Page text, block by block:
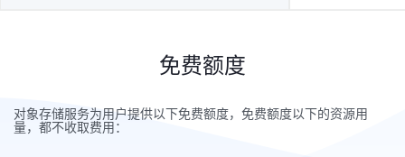
免费额度
对象存储服务为用户提供以下免费额度，免费额度以下的资源用
量，都不收取费用：